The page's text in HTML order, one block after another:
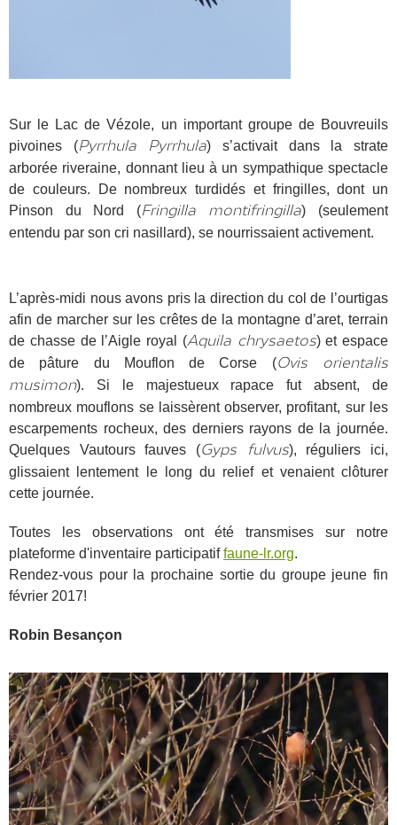
Sur le Lac de Vézole, un important groupe de Bouvreuils
pivoines (Pyrrhula Pyrrhula) s’activait dans la strate
arborée riveraine, donnant lieu à un sympathique spectacle
de couleurs. De nombreux turdidés et fringilles, dont un
Pinson du Nord (Fringilla montifringilla) (seulement
entendu par son cri nasillard), se nourrissaient activement.
L’après-midi nous avons pris la direction du col de l’ourtigas
afin de marcher sur les crêtes de la montagne d’aret, terrain
de chasse de l’Aigle royal (Aquila chrysaetos) et espace
de pâture du Mouflon de Corse (Ovis orientalis
musimon). Si le majestueux rapace fut absent, de
nombreux mouflons se laissèrent observer, profitant, sur les
escarpements rocheux, des derniers rayons de la journée.
Quelques Vautours fauves (Gyps fulvus), réguliers ici,
glissaient lentement le long du relief et venaient clôturer
cette journée.
Toutes les observations ont été transmises sur notre
plateforme d'inventaire participatiffaune-lr.org.
Rendez-vous pour la prochaine sortie du groupe jeune fin
février 2017!
Robin Besançon